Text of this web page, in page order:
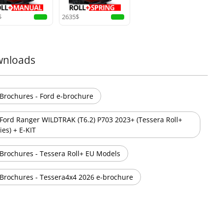
mit erstklassiger Haltbarkeit, fortschrittlicher
und unschlagbarer Sicherheit. Das elektrische
2635$
Brochures - Ford e-brochure
Ford Ranger WILDTRAK (T6.2) P703 2023+ (Tessera Roll+
+ E-KIT
Brochures - Tessera Roll+ EU Models
Brochures - Tessera4x4 2026 e-brochure